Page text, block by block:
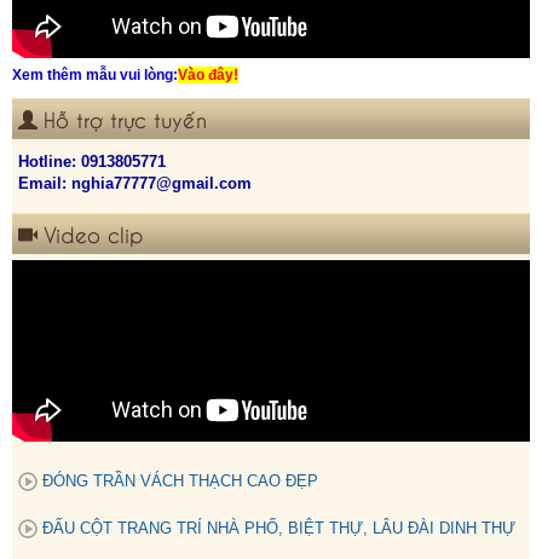
Xem thêm mẫu vui lòng:Vào đây!
Hỗ trợ trực tuyến
Hotline: 0913805771
Email: nghia77777@gmail.com
Video clip
ĐÓNG TRẦN VÁCH THẠCH CAO ĐẸP
ĐẤU CỘT TRANG TRÍ NHÀ PHỐ, BIỆT THỰ, LÂU ĐÀI DINH THỰ